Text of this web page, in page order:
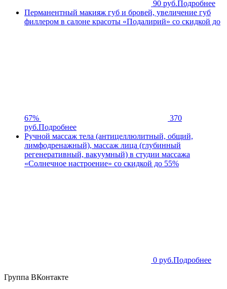
90 руб.Подробнее
Перманентный макияж губ и бровей, увеличение губ
филлером в салоне красоты «Подалирий» со скидкой до
67%
370
руб.Подробнее
Ручной массаж тела (антицеллюлитный, общий,
лимфодренажный), массаж лица (глубинный
регенеративный, вакуумный) в студии массажа
«Солнечное настроение» со скидкой до 55%
0 руб.Подробнее
Группа ВКонтакте